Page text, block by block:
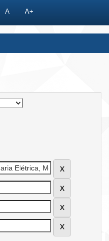
A A+